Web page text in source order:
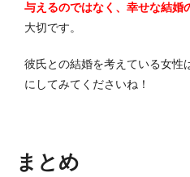
与えるのではなく、幸せな結婚
大切です。
彼氏との結婚を考えている女性
にしてみてくださいね！
まとめ